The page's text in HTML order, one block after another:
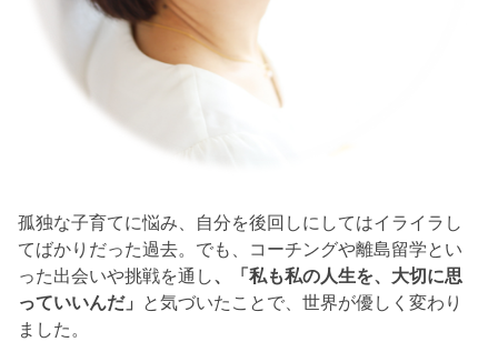
孤独な子育てに悩み、自分を後回しにしてはイライラし
てばかりだった過去。でも、コーチングや離島留学とい
った出会いや挑戦を通し、「私も私の人生を、大切に思
っていいんだ」 と気づいたことで、世界が優しく変わり
ました。